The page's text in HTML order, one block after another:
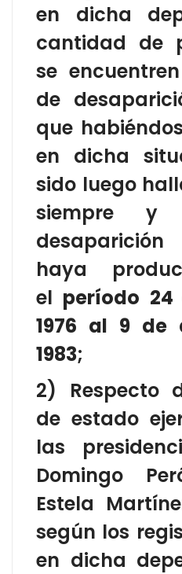
en dicha
cantidad de
se
de
que
en dicha
sido luego
siempre y
haya
el período
1976 al 9 de
1983;
2) Respecto
de estado
las
Domingo
Estela
según los
en dicha